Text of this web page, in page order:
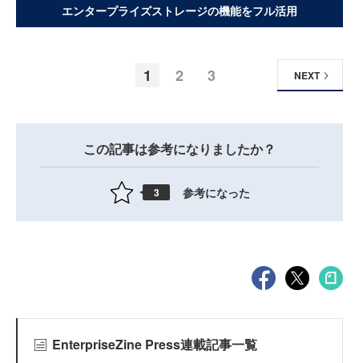
エンタープライズストレージの機能をフル活用
1 2 3 NEXT
この記事は参考になりましたか？
3 参考になった
EnterpriseZine Press連載記事一覧